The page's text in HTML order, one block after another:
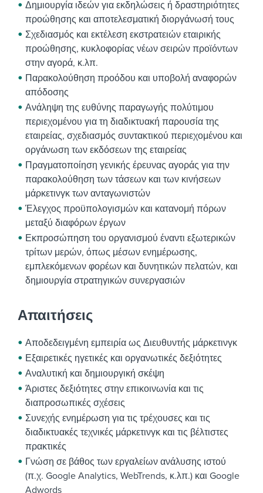
Δημιουργία ιδεών για εκδηλώσεις ή δραστηριότητες
προώθησης και αποτελεσματική διοργάνωσή τους
Σχεδιασμός και εκτέλεση εκστρατειών εταιρικής
προώθησης, κυκλοφορίας νέων σειρών προϊόντων
στην αγορά, κ.λπ.
Παρακολούθηση προόδου και υποβολή αναφορών
απόδοσης
Ανάληψη της ευθύνης παραγωγής πολύτιμου
περιεχομένου για τη διαδικτυακή παρουσία της
εταιρείας, σχεδιασμός συντακτικού περιεχομένου και
οργάνωση των εκδόσεων της εταιρείας
Πραγματοποίηση γενικής έρευνας αγοράς για την
παρακολούθηση των τάσεων και των κινήσεων
μάρκετινγκ των ανταγωνιστών
Έλεγχος προϋπολογισμών και κατανομή πόρων
μεταξύ διαφόρων έργων
Εκπροσώπηση του οργανισμού έναντι εξωτερικών
τρίτων μερών, όπως μέσων ενημέρωσης,
εμπλεκόμενων φορέων και δυνητικών πελατών, και
δημιουργία στρατηγικών συνεργασιών
Απαιτήσεις
Αποδεδειγμένη εμπειρία ως Διευθυντής μάρκετινγκ
Εξαιρετικές ηγετικές και οργανωτικές δεξιότητες
Αναλυτική και δημιουργική σκέψη
Άριστες δεξιότητες στην επικοινωνία και τις
διαπροσωπικές σχέσεις
Συνεχής ενημέρωση για τις τρέχουσες και τις
διαδικτυακές τεχνικές μάρκετινγκ και τις βέλτιστες
πρακτικές
Γνώση σε βάθος των εργαλείων ανάλυσης ιστού
(π.χ. Google Analytics, WebTrends, κ.λπ.) και Google
Adwords